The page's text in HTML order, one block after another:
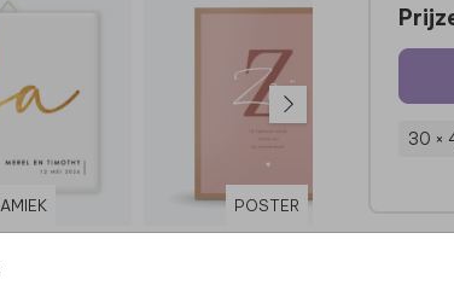
POSTER
30 ×